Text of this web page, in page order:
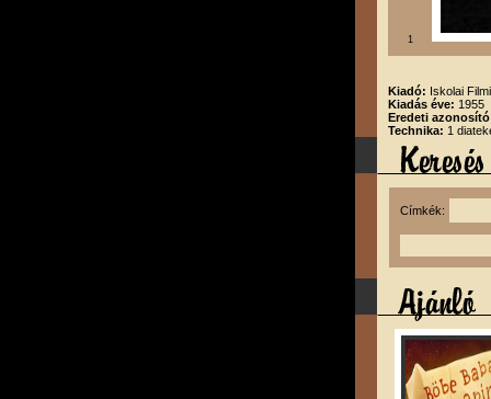
1
Kiadó: Iskolai
Kiadás éve: 1955
Eredeti
Technika: 1
Címkék: